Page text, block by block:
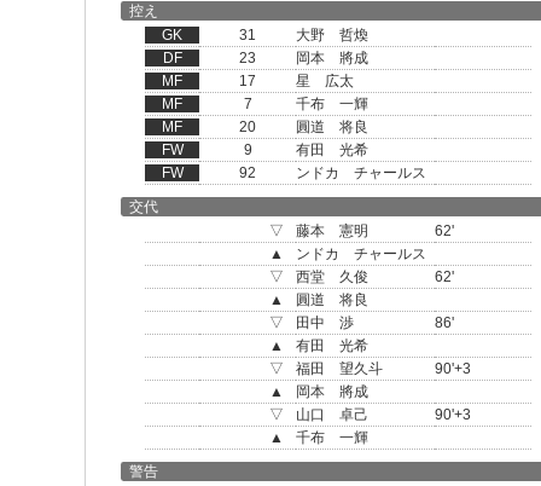
控え
GK
31
大野 哲煥
DF
23
岡本 將成
MF
17
星 広太
MF
7
千布 一輝
MF
20
圓道 将良
FW
9
有田 光希
FW
92
ンドカ チャールス
交代
▽
藤本 憲明
62'
▲
ンドカ チャールス
▽
西堂 久俊
62'
▲
圓道 将良
▽
田中 渉
86'
▲
有田 光希
▽
福田 望久斗
90'+3
▲
岡本 將成
▽
山口 卓己
90'+3
▲
千布 一輝
警告